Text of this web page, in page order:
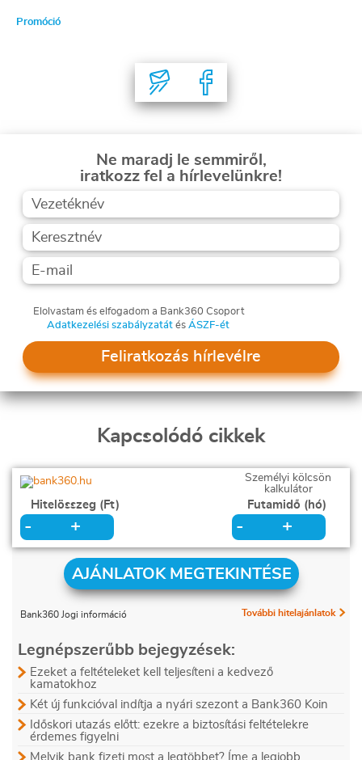
Promóció
Ne maradj le semmiről,
iratkozz fel a hírlevelünkre!
Elolvastam és elfogadom a Bank360 Csoport
Adatkezelési szabályzatátés ÁSZF-ét
Feliratkozás hírlevélre
Kapcsolódó cikkek
Személyi kölcsön
kalkulátor
Hitelösszeg (Ft)
- +
Futamidő (hó)
- +
AJÁNLATOK MEGTEKINTÉSE
Bank360 Jogi információ További hitelajánlatok
Legnépszerűbb bejegyzések:
Ezeket a feltételeket kell teljesíteni a kedvező
kamatokhoz
Két új funkcióval indítja a nyári szezont a Bank360 Koin
Időskori utazás előtt: ezekre a biztosítási feltételekre
érdemes figyelni
Melyik bank fizeti most a legtöbbet? Íme a legjobb